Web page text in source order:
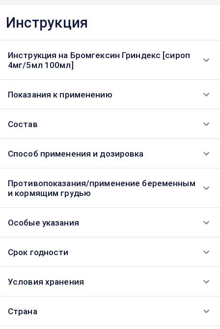
Инструкция
Инструкция на Бромгексин Гриндекс [сироп
4мг/5мл 100мл]
Показания к применению
Состав
Способ применения и дозировка
Противопоказания/применение беременным
и кормящим грудью
Особые указания
Срок годности
Условия хранения
Страна